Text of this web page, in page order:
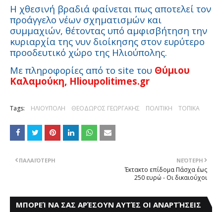
Η χθεσινή βραδιά φαίνεται πως αποτελεί τον
προάγγελο νέων σχηματισμών και
συμμαχιών, θέτοντας υπό αμφισβήτηση την
κυριαρχία της νυν διοίκησης στον ευρύτερο
προοδευτικό χώρο της Ηλιούπολης.
Με πληροφορίες από το site του Θύμιου
Καλαμούκη, Hlioupolitimes.gr
Tags: ΗΛΙΟΥΠΟΛΗ ΘΕΟΔΩΡΟΣ ΓΕΩΡΓΑΚΗΣ ΠΟΛΙΤΙΚΗ ΤΟΠΙΚΑ
ΝΕΌΤΕΡΗ
Έκτακτο επίδομα Πάσχα έως
250 ευρώ - Οι δικαιούχοι
ΠΑΛΑΙΌΤΕΡΗ
ΜΠΟΡΕΊ ΝΑ ΣΑΣ ΑΡΈΣΟΥΝ ΑΥΤΈΣ ΟΙ ΑΝΑΡΤΉΣΕΙΣ